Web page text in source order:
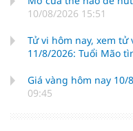
10/08/2026 15:51
Tử vi hôm nay, xem
11/8/2026: Tuổi Mão
Giá vàng hôm nay
09:45